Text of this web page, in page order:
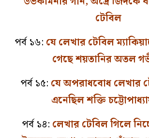
টেবিল
পর্ব ১৬: যে লেখার টেবিল
গেছে শয়তানির অতল
পর্ব ১৫: যে অপরাধবোধ লেখার
এনেছিল শক্তি
পর্ব ১৪: লেখার টেবিল গিলে